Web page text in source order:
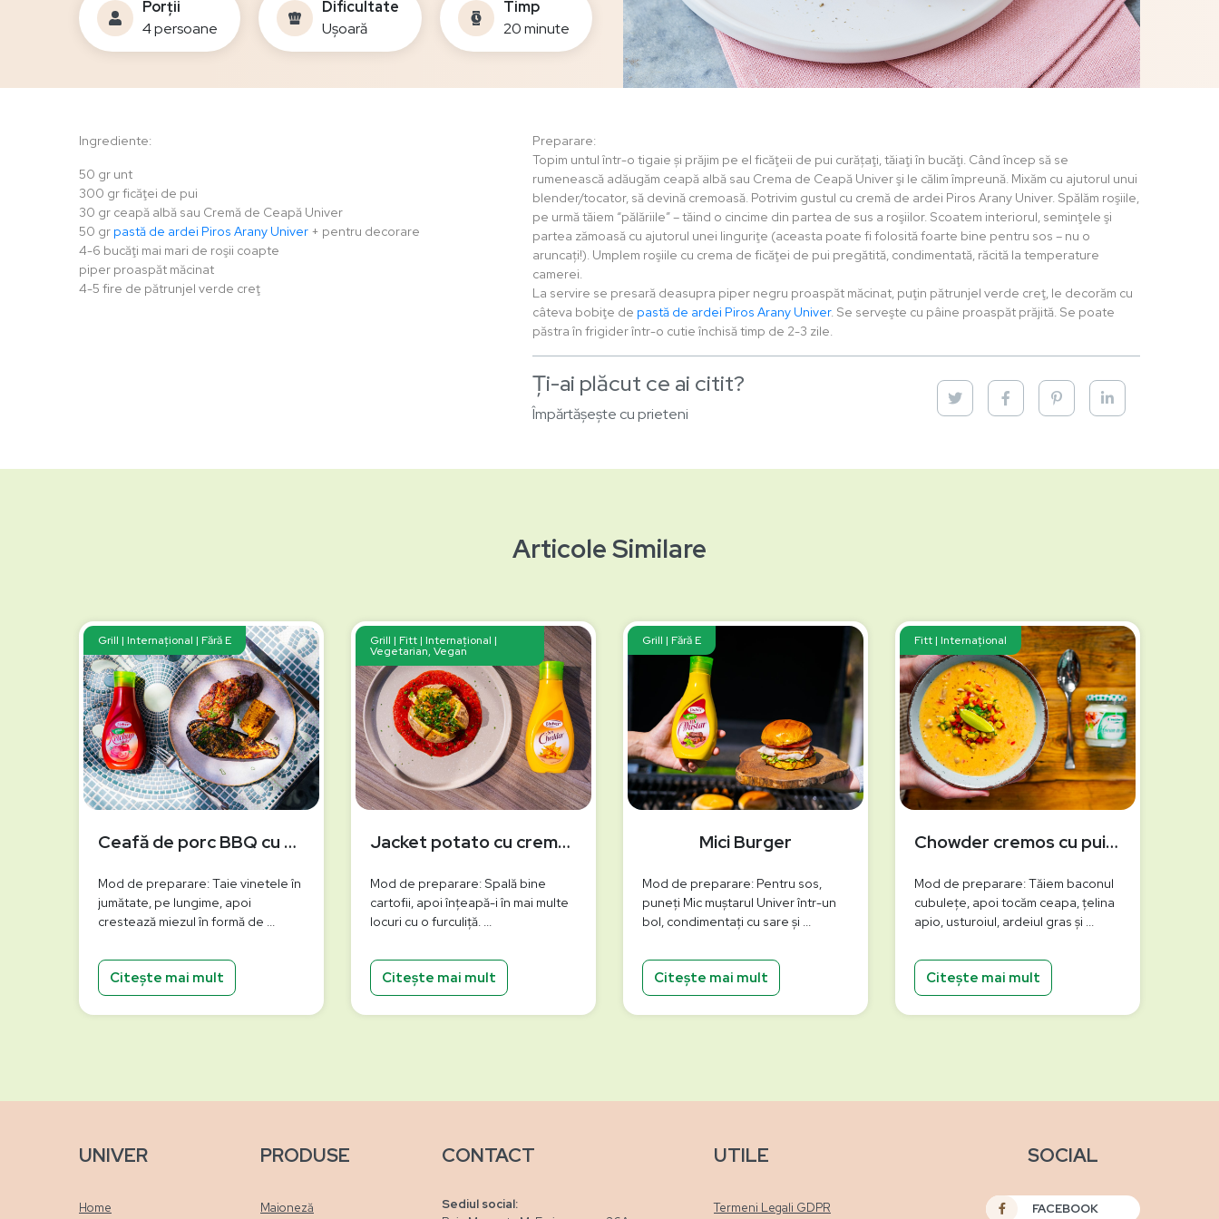
Porții
4 persoane
Dificultate
Ușoară
Timp
20 minute
Ingrediente:
50 gr unt
300 gr ficăţei de pui
30 gr ceapă albă sau Cremă de Ceapă Univer
50 gr pastă de ardei Piros Arany Univer + pentru decorare
4-6 bucăţi mai mari de roşii coapte
piper proaspăt măcinat
4-5 fire de pătrunjel verde creţ
Preparare:
Topim untul într-o tigaie și prăjim pe el ficăţeii de pui curățaţi, tăiaţi în bucăţi. Când încep să se
rumenească adăugăm ceapă albă sau Crema de Ceapă Univer şi le călim împreună. Mixăm cu ajutorul unui
blender/tocator, să devină cremoasă. Potrivim gustul cu cremă de ardei Piros Arany Univer. Spălăm roşiile,
pe urmă tăiem “pălăriile” – tăind o cincime din partea de sus a roşiilor. Scoatem interiorul, seminţele şi
partea zămoasă cu ajutorul unei linguriţe (aceasta poate fi folosită foarte bine pentru sos – nu o
aruncați!). Umplem roşiile cu crema de ficăţei de pui pregătită, condimentată, răcită la temperature
camerei.
La servire se presară deasupra piper negru proaspăt măcinat, puţin pătrunjel verde creţ, le decorăm cu
câteva bobiţe de pastă de ardei Piros Arany Univer. Se serveşte cu pâine proaspăt prăjită. Se poate
păstra în frigider într-o cutie închisă timp de 2-3 zile.
Ți-ai plăcut ce ai citit?
Împărtășește cu prieteni
Articole Similare
Grill | Internațional | Fără E
Ceafă de porc BBQ cu vinete și porumb la grătar
Mod de preparare: Taie vinetele în
jumătate, pe lungime, apoi
crestează miezul în formă de ...
Citește mai mult
Grill | Fitt | Internațional |
Vegetarian, Vegan
Jacket potato cu cremă de ardei copți la grătar
Mod de preparare: Spală bine
cartofii, apoi înțeapă-i în mai multe
locuri cu o furculiță. ...
Citește mai mult
Grill | Fără E
Mici Burger
Mod de preparare: Pentru sos,
puneți Mic muștarul Univer într-un
bol, condimentați cu sare și ...
Citește mai mult
Fitt | Internațional
Chowder cremos cu pui, porumb și hrean
Mod de preparare: Tăiem baconul
cubulețe, apoi tocăm ceapa, țelina
apio, usturoiul, ardeiul gras și ...
Citește mai mult
UNIVER
Home
PRODUSE
Maioneză
CONTACT
Sediul social:
UTILE
Termeni Legali GDPR
SOCIAL
FACEBOOK